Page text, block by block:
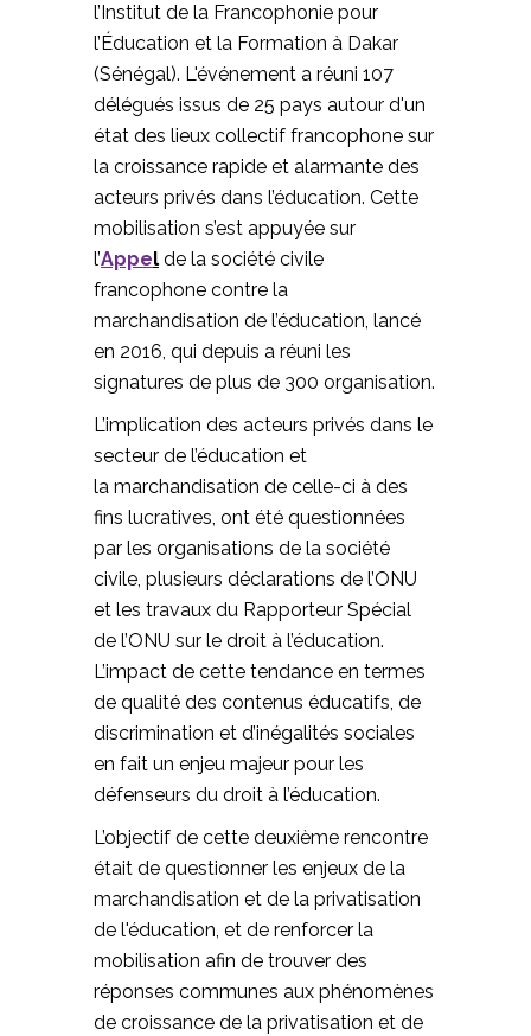
l’Institut de la Francophonie pour
l’Éducation et la Formation à Dakar
(Sénégal). L'événement a réuni 107
délégués issus de 25 pays autour d'un
état des lieux collectif francophone sur
la croissance rapide et alarmante des
acteurs privés dans l’éducation. Cette
mobilisation s’est appuyée sur
l’Appel de la société civile
francophone contre la
marchandisation de l’éducation, lancé
en 2016, qui depuis a réuni les
signatures de plus de 300 organisation.
L’implication des acteurs privés dans le
secteur de l’éducation et
la marchandisation de celle-ci à des
fins lucratives, ont été questionnées
par les organisations de la société
civile, plusieurs déclarations de l’ONU
et les travaux du Rapporteur Spécial
de l’ONU sur le droit à l’éducation.
L’impact de cette tendance en termes
de qualité des contenus éducatifs, de
discrimination et d’inégalités sociales
en fait un enjeu majeur pour les
défenseurs du droit à l’éducation.
L’objectif de cette deuxième rencontre
était de questionner les enjeux de la
marchandisation et de la privatisation
de l'éducation, et de renforcer la
mobilisation afin de trouver des
réponses communes aux phénomènes
de croissance de la privatisation et de